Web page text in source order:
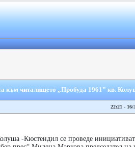
към читалището „Пробуда 1961” кв.
22:21 - 16/
-Кюстендил се проведе